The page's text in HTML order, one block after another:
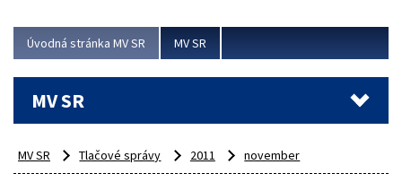
Úvodná stránka MV SR MV SR
MV SR
MV SR Tlačové správy 2011 november